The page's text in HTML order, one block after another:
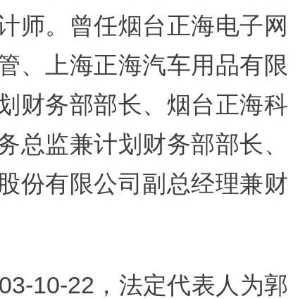
师。曾任烟台正海电子网
、上海正海汽车用品有限
财务部部长、烟台正海科
总监兼计划财务部部长、
份有限公司副总经理兼财
10-22，法定代表人为郭